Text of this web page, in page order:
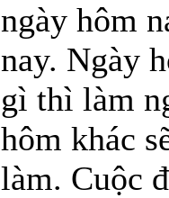
ngày hôm
nay. Ngày
gì thì làm
hôm khác
làm. Cuộc